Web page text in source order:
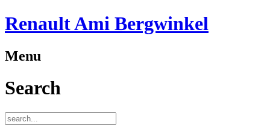
Renault Ami Bergwinkel
Menu
Search